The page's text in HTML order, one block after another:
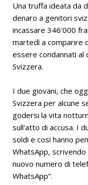
Una truffa ideata da
denaro a genitori
incassare 346'000
martedì a comparire
essere condannati al
Svizzera.
I due giovani, che
Svizzera per alcune
godersi la vita
sull'atto di accusa. I
soldi e così hanno
WhatsApp, scrivendo
nuovo numero di
WhatsApp”.